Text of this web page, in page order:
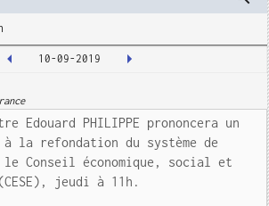
10-09-2019
Edouard PHILIPPE prononcera un
la refondation du système de
Conseil économique, social et
jeudi à 11h.